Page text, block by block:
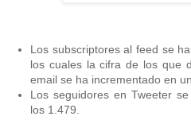
Los subscriptores al feed se
los cuales la cifra de los que
email se ha incrementado en
Los seguidores en Tweeter
los 1.479.